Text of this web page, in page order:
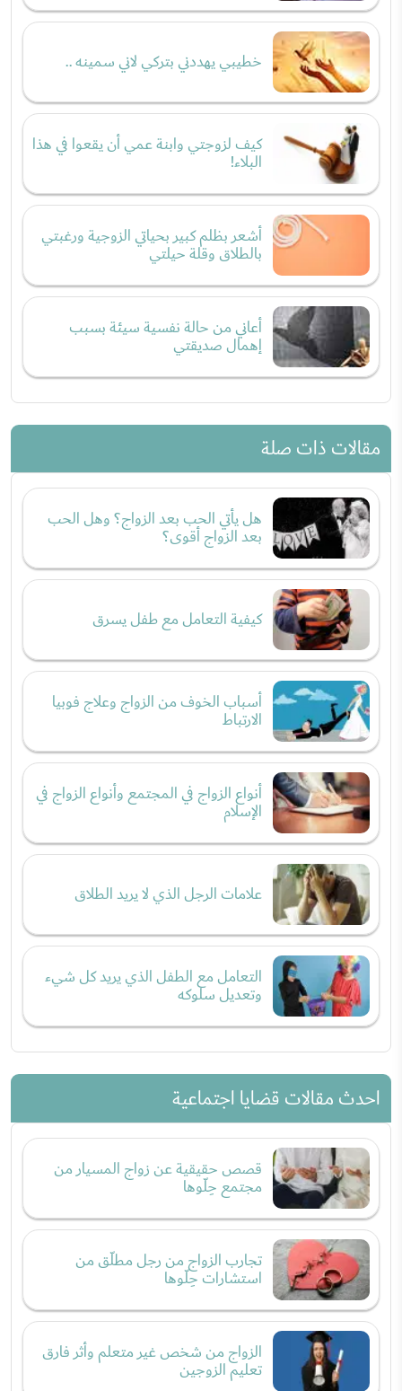
خطيبي يهددني بتركي لاني سمينه ..
كيف لزوجتي وابنة عمي أن يقعوا في هذا
البلاء!
أشعر بظلم كبير بحياتي الزوجية ورغبتي
بالطلاق وقلة حيلتي
أعاني من حالة نفسية سيئة بسبب
إهمال صديقتي
مقالات ذات صلة
هل يأتي الحب بعد الزواج؟ وهل الحب
بعد الزواج أقوى؟
كيفية التعامل مع طفل يسرق
أسباب الخوف من الزواج وعلاج فوبيا
الارتباط
أنواع الزواج في المجتمع وأنواع الزواج في
الإسلام
علامات الرجل الذي لا يريد الطلاق
التعامل مع الطفل الذي يريد كل شيء
وتعديل سلوكه
احدث مقالات قضايا اجتماعية
قصص حقيقية عن زواج المسيار من
مجتمع حِلّوها
تجارب الزواج من رجل مطلّق من
استشارات حِلّوها
الزواج من شخص غير متعلم وأثر فارق
تعليم الزوجين